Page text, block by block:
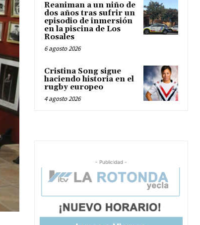
Reaniman a un niño de
dos años tras sufrir un
episodio de inmersión
en la piscina de Los
Rosales
6 agosto 2026
Cristina Song sigue
haciendo historia en el
rugby europeo
4 agosto 2026
- Publicidad -